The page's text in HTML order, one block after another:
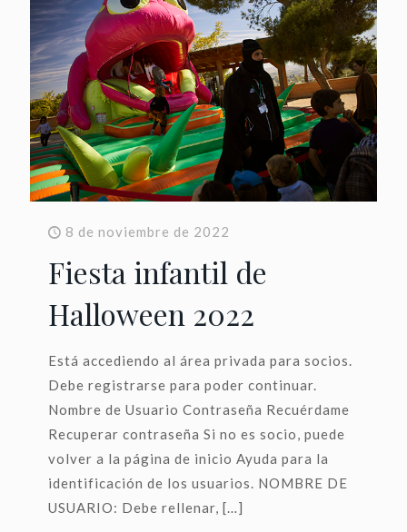
8 de noviembre de 2022
Fiesta infantil de
Halloween 2022
Está accediendo al área privada para socios.
Debe registrarse para poder continuar.
Nombre de Usuario Contraseña Recuérdame
Recuperar contraseña Si no es socio, puede
volver a la página de inicio Ayuda para la
identificación de los usuarios. NOMBRE DE
USUARIO: Debe rellenar, […]